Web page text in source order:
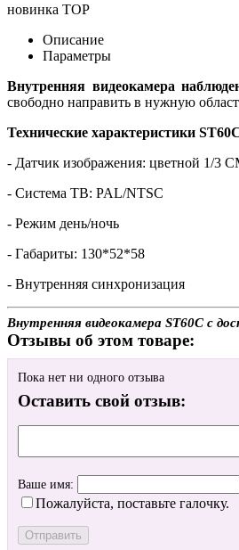
новинка TOP
Описание
Параметры
Внутренняя видеокамера
свободно направить в нужную
Технические характеристики
- Датчик изображения: цветной 1/3
- Система ТВ: PAL/NTSC
- Режим день/ночь
- Габариты: 130*52*58
- Внутренняя синхронизация
Внутренняя видеокамера ST60C с
Отзывы об этом товаре:
Пока нет ни одного отзыва
Оставить свой отзыв:
Ваше имя:
Пожалуйста, поставьте галочку.